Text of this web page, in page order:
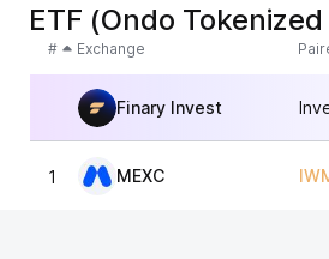
ETF (Ondo Tokenized
# Exchange
Finary Invest
1 MEXC